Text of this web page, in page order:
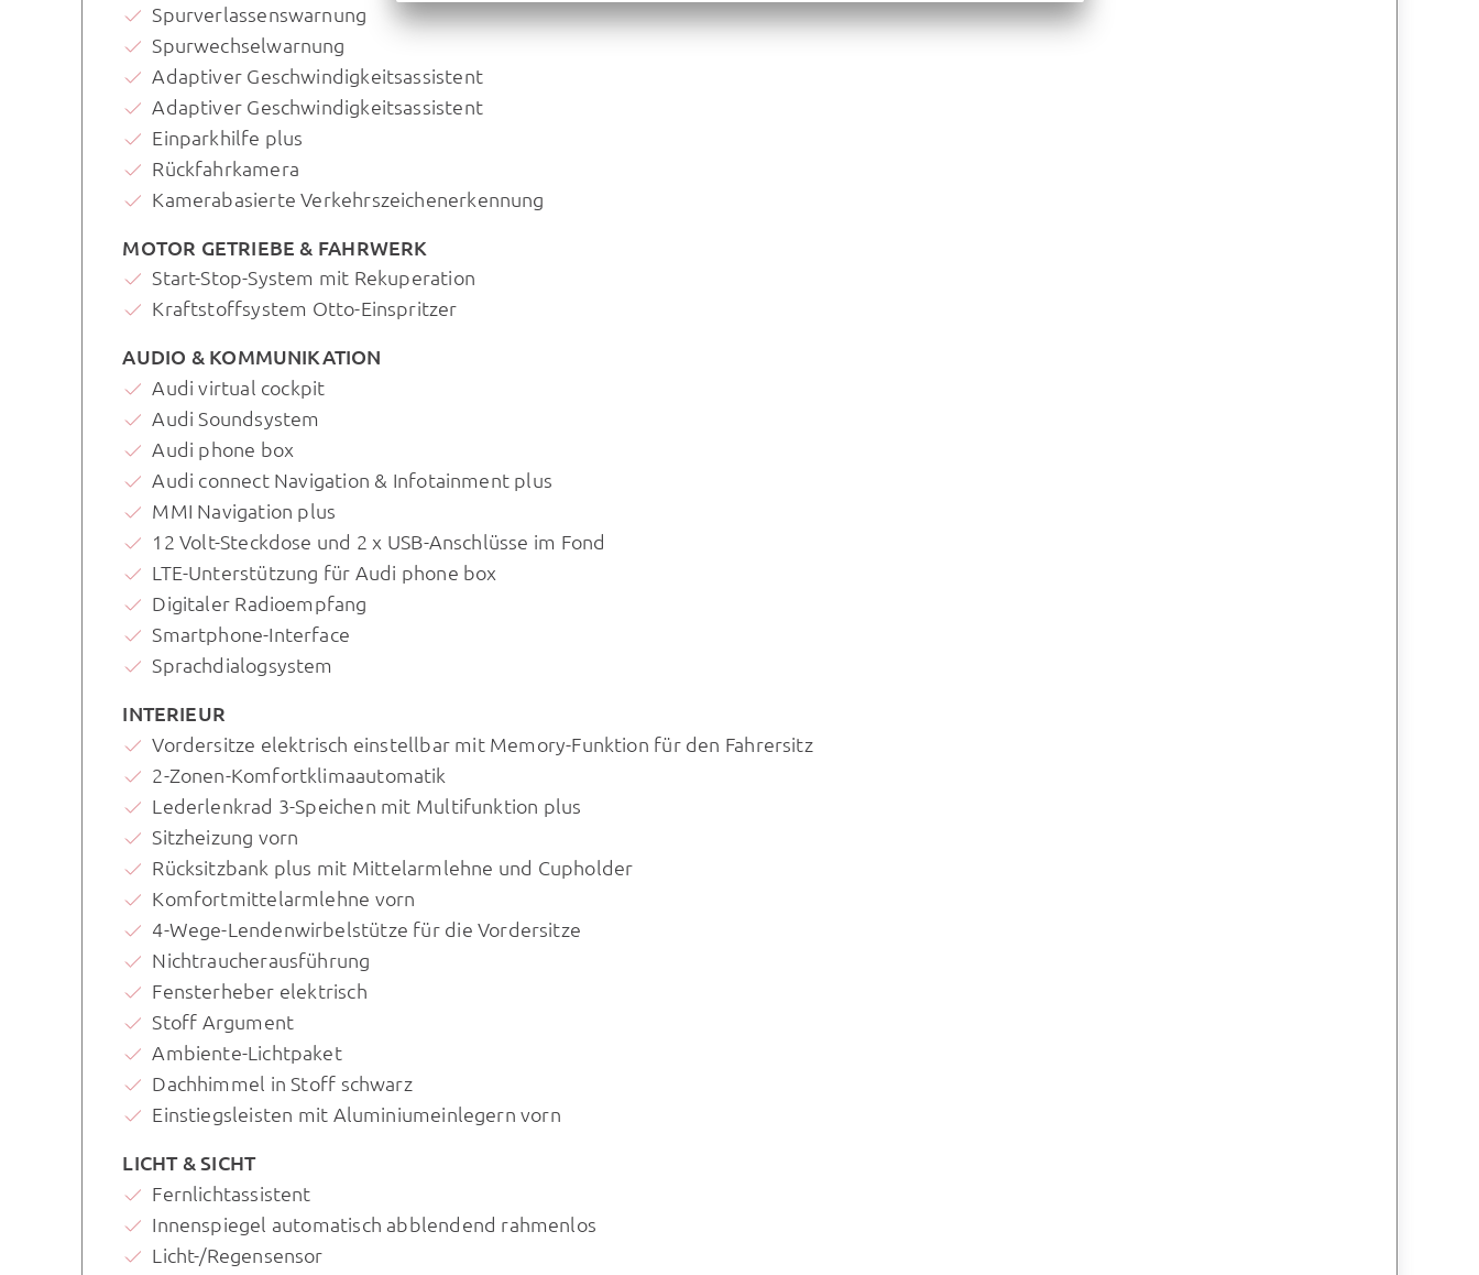
Spurverlassenswarnung
Spurwechselwarnung
Adaptiver Geschwindigkeitsassistent
Adaptiver Geschwindigkeitsassistent
Einparkhilfe plus
Rückfahrkamera
Kamerabasierte Verkehrszeichenerkennung
MOTOR GETRIEBE & FAHRWERK
Start-Stop-System mit Rekuperation
Kraftstoffsystem Otto-Einspritzer
AUDIO & KOMMUNIKATION
Audi virtual cockpit
Audi Soundsystem
Audi phone box
Audi connect Navigation & Infotainment plus
MMI Navigation plus
12 Volt-Steckdose und 2 x USB-Anschlüsse im Fond
LTE-Unterstützung für Audi phone box
Digitaler Radioempfang
Smartphone-Interface
Sprachdialogsystem
INTERIEUR
Vordersitze elektrisch einstellbar mit Memory-Funktion für den Fahrersitz
2-Zonen-Komfortklimaautomatik
Lederlenkrad 3-Speichen mit Multifunktion plus
Sitzheizung vorn
Rücksitzbank plus mit Mittelarmlehne und Cupholder
Komfortmittelarmlehne vorn
4-Wege-Lendenwirbelstütze für die Vordersitze
Nichtraucherausführung
Fensterheber elektrisch
Stoff Argument
Ambiente-Lichtpaket
Dachhimmel in Stoff schwarz
Einstiegsleisten mit Aluminiumeinlegern vorn
LICHT & SICHT
Fernlichtassistent
Innenspiegel automatisch abblendend rahmenlos
Licht-/Regensensor